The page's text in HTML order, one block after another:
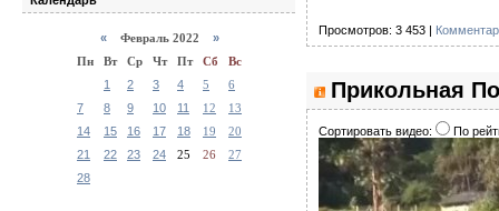
«Февраль 2022 »
Пн
Вт Ср Чт Пт Сб
Вс
1
2 3 4 5
6
7
8 9 10 11 12
13
14
15 16 17 18 19
20
21
22 23 24 25 26
27
28
Просмотров: 3 453 |
Прикольная
Сортировать видео: По